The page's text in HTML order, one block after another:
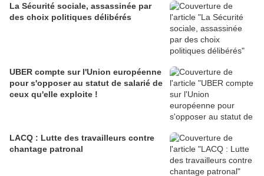
La Sécurité sociale, assassinée par
des choix politiques délibérés
UBER compte sur l'Union européenne
pour s'opposer au statut de salarié de
ceux qu'elle exploite !
LACQ : Lutte des travailleurs contre
chantage patronal